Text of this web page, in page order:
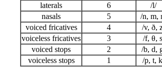
laterals
6
/l/
nasals
5
/n, m,
voiced fricatives
4
/v, ð,
voiceless fricatives
3
/f, θ,
voiced stops
2
/b, d,
voiceless stops
1 /p, t,